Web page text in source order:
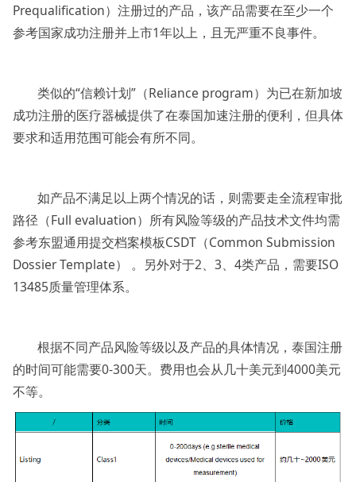
Prequalification）注册过的产品，该产品需要在至少一个
参考国家成功注册并上市1年以上，且无严重不良事件。
类似的“信赖计划”（Reliance program）为已在新加坡
成功注册的医疗器械提供了在泰国加速注册的便利，但具体
要求和适用范围可能会有所不同。
如产品不满足以上两个情况的话，则需要走全流程审批
路径（Full evaluation）所有风险等级的产品技术文件均需
参考东盟通用提交档案模板CSDT（Common Submission
Dossier Template） 。另外对于2、3、4类产品，需要ISO
13485质量管理体系。
根据不同产品风险等级以及产品的具体情况，泰国注册
的时间可能需要0-300天。费用也会从几十美元到4000美元
不等。